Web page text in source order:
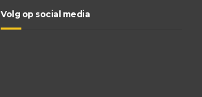
Volg op social media